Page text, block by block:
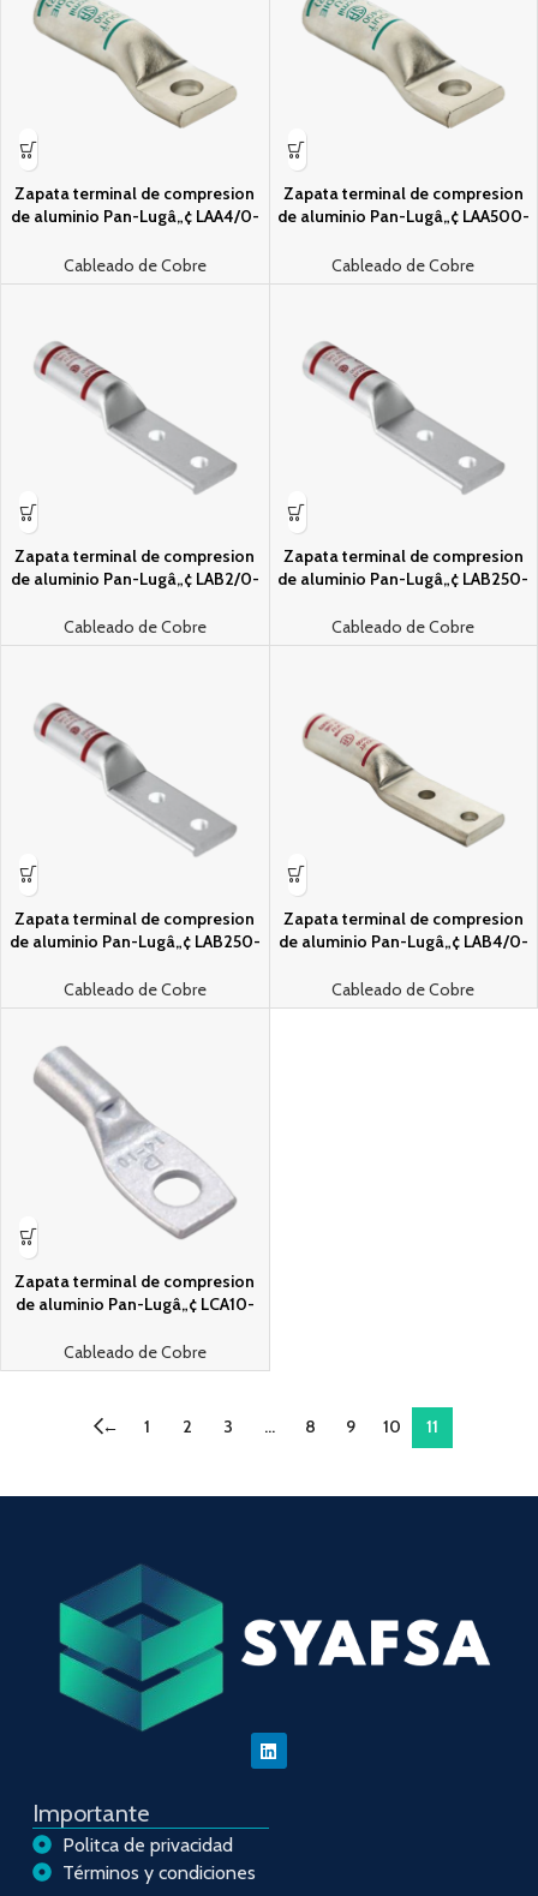
Zapata terminal de compresion
de aluminio Pan-Lugâ„¢ LAA4/0-
Cableado de Cobre
Zapata terminal de compresion
de aluminio Pan-Lugâ„¢ LAA500-
Cableado de Cobre
Zapata terminal de compresion
de aluminio Pan-Lugâ„¢ LAB2/0-
Cableado de Cobre
Zapata terminal de compresion
de aluminio Pan-Lugâ„¢ LAB250-
Cableado de Cobre
Zapata terminal de compresion
de aluminio Pan-Lugâ„¢ LAB250-
Cableado de Cobre
Zapata terminal de compresion
de aluminio Pan-Lugâ„¢ LAB4/0-
Cableado de Cobre
Zapata terminal de compresion
de aluminio Pan-Lugâ„¢ LCA10-
Cableado de Cobre
← 1 2 3 … 8 9 10 11
Importante
Politca de privacidad
Términos y condiciones